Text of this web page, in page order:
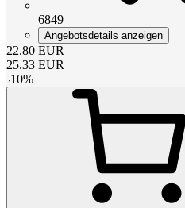
6849
Angebotsdetails anzeigen
22.80 EUR
25.33 EUR
-10%